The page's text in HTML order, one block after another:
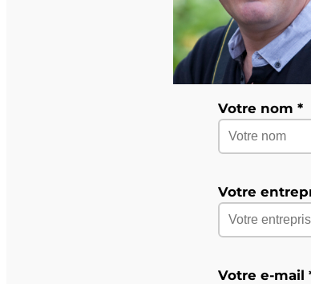
Votre nom *
Votre
Votre e-mail